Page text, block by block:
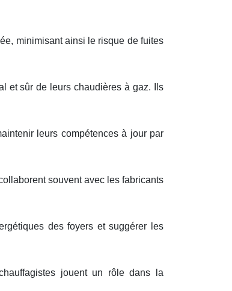
minimisant ainsi le risque de fuites
et sûr de leurs chaudières à gaz. Ils
leurs compétences à jour par
souvent avec les fabricants
des foyers et suggérer les
jouent un rôle dans la